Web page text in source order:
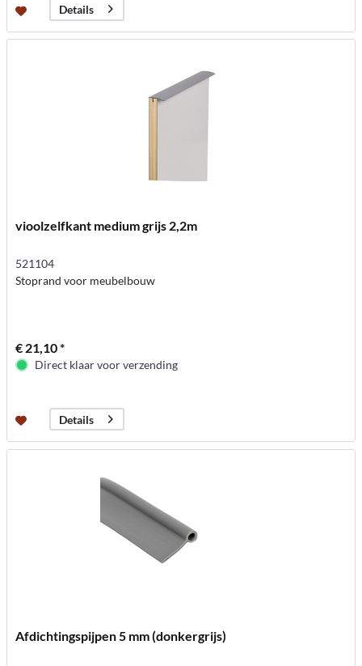
Details
vioolzelfkant medium grijs 2,2m
521104
Stoprand voor meubelbouw
€ 21,10 *
Direct klaar voor verzending
Details
Afdichtingspijpen 5 mm (donkergrijs)